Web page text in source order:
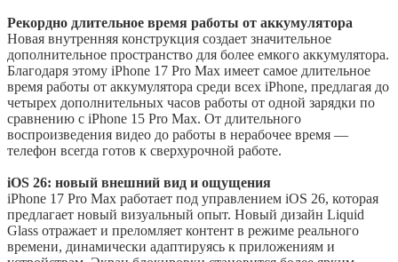
Рекордно длительное время работы от аккумулятора
Новая внутренняя конструкция создает значительное
дополнительное пространство для более емкого аккумулятора.
Благодаря этому iPhone 17 Pro Max имеет самое длительное
время работы от аккумулятора среди всех iPhone, предлагая до
четырех дополнительных часов работы от одной зарядки по
сравнению с iPhone 15 Pro Max. От длительного
воспроизведения видео до работы в нерабочее время —
телефон всегда готов к сверхурочной работе.
iOS 26: новый внешний вид и ощущения
iPhone 17 Pro Max работает под управлением iOS 26, которая
предлагает новый визуальный опыт. Новый дизайн Liquid
Glass отражает и преломляет контент в режиме реального
времени, динамически адаптируясь к приложениям и